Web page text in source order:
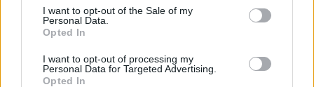
consent section.
I want to opt-out of the Sale of my
Personal Data.
Opted In
I want to opt-out of processing my
Personal Data for Targeted Advertising.
Opted In
termeléssel tehermentesíti a
villamosenergia-rendszert a STRABAG
Országos hírek